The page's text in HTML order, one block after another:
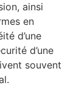
ainsi
en
d’une
d’une
souvent